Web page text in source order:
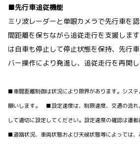
■先行車追従機能
ミリ波レーダーと単眼カメラで先行車を
間距離を保ちながら追従走行を支援しま
は自車も停止して停止状態を保持、先行
バー操作により発進し、追従走行を再開し
■車間距離制御は状況により限界があります。シス
願いします。 ■設定速度は、制限速度、交通の流れ
して適切に設定してください。設定速度の確認は運
■道路状況、車両状態および天候状態等によっては